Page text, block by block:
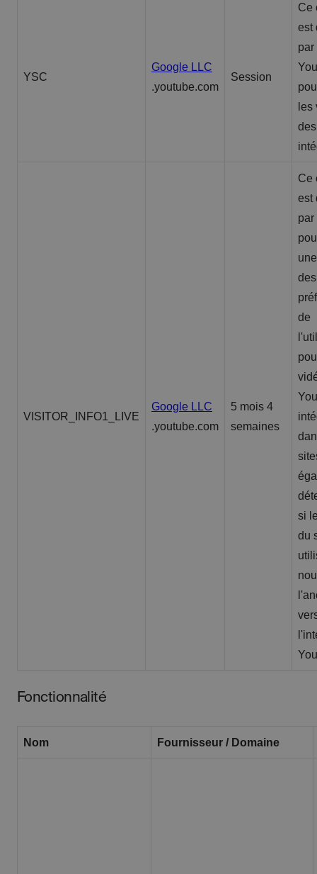
YSC
Google LLC
.youtube.com
Session
Ce
est
par
les
VISITOR_INFO1_LIVE
Google LLC
.youtube.com
5 mois 4
semaines
Ce
est
par
des
de
si
du
Fonctionnalité
Nom Fournisseur / Domaine